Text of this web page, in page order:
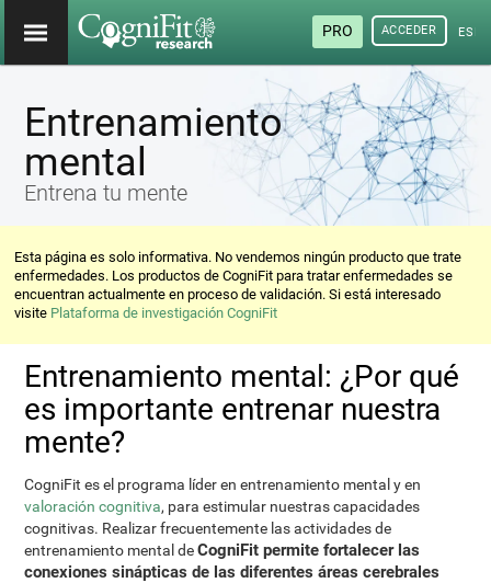
PRO ACCEDER
Entrenamiento
mental
Entrena tu mente
Esta página es solo informativa. No vendemos ningún producto que trate
enfermedades. Los productos de CogniFit para tratar enfermedades se
encuentran actualmente en proceso de validación. Si está interesado
visite Plataforma de investigación CogniFit
Entrenamiento mental: ¿Por qué
es importante entrenar nuestra
mente?
CogniFit es el programa líder en entrenamiento mental y en
valoración cognitiva, para estimular nuestras capacidades
cognitivas. Realizar frecuentemente las actividades de
entrenamiento mental deCogniFit permite fortalecer las
conexiones sinápticas de las diferentes áreas cerebrales